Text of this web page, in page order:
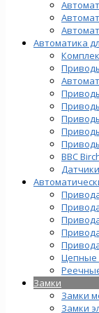
Автоматика
BBC
Цепные
Замки
Замки
Замки